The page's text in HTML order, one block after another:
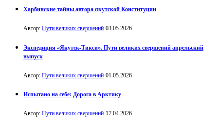
Харбинские тайны автора якутской Конституции
Автор: Пути великих свершений 03.05.2026
Экспедиция «Якутск-Тикси». Пути великих свершений апрельский
выпуск
Автор: Пути великих свершений 01.05.2026
Испытано на себе: Дорога в Арктику
Автор: Пути великих свершений 17.04.2026